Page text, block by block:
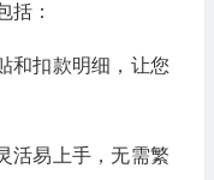
括：
和扣款明细，让您
活易上手，无需繁